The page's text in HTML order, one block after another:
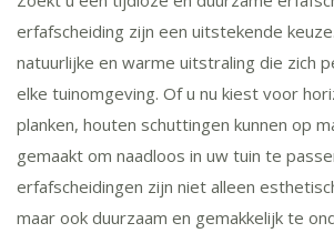
erfafscheiding zijn een uitstekende
natuurlijke en warme uitstraling die zich
elke tuinomgeving. Of u nu kiest voor
planken, houten schuttingen kunnen op
gemaakt om naadloos in uw tuin te
erfafscheidingen zijn niet alleen
maar ook duurzaam en gemakkelijk te